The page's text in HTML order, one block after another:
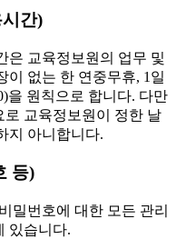
간)
은 교육정보원의 업무 및
이 없는 한 연중무휴, 1일
을 원칙으로 합니다. 다만
로 교육정보원이 정한 날
지 아니합니다.
등)
밀번호에 대한 모든 관리
있습니다.